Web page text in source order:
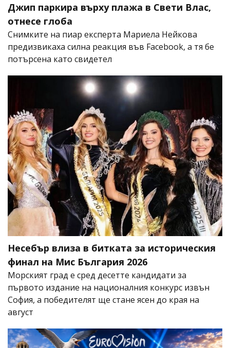
Джип паркира върху плажа в Свети Влас,
отнесе глоба
Снимките на пиар експерта Мариела Нейкова
предизвикаха силна реакция във Facebook, а тя бе
потърсена като свидетел
Несебър влиза в битката за историческия
финал на Мис България 2026
Морският град е сред десетте кандидати за
първото издание на националния конкурс извън
София, а победителят ще стане ясен до края на
август